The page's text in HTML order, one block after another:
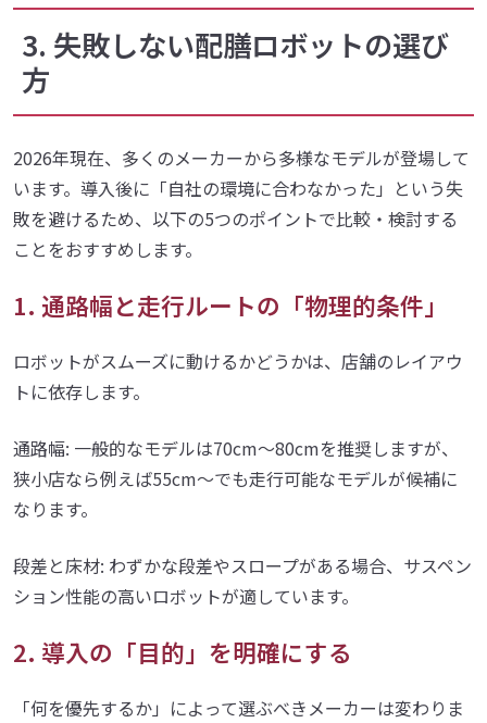
3. 失敗しない配膳ロボットの選び
方
2026年現在、多くのメーカーから多様なモデルが登場して
います。導入後に「自社の環境に合わなかった」という失
敗を避けるため、以下の5つのポイントで比較・検討する
ことをおすすめします。
1. 通路幅と走行ルートの「物理的条件」
ロボットがスムーズに動けるかどうかは、店舗のレイアウ
トに依存します。
通路幅: 一般的なモデルは70cm〜80cmを推奨しますが、
狭小店なら例えば55cm〜でも走行可能なモデルが候補に
なります。
段差と床材: わずかな段差やスロープがある場合、サスペン
ション性能の高いロボットが適しています。
2. 導入の「目的」を明確にする
「何を優先するか」によって選ぶべきメーカーは変わりま